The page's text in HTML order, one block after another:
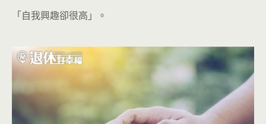
「自我興趣卻很高」。